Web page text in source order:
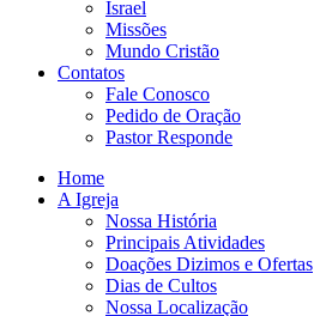
Israel
Missões
Mundo Cristão
Contatos
Fale Conosco
Pedido de Oração
Pastor Responde
Home
A Igreja
Nossa História
Principais Atividades
Doações Dizimos e Ofertas
Dias de Cultos
Nossa Localização